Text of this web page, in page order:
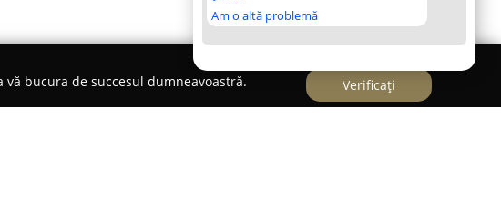
Am o altă problemă
bucura de succesul dumneavoastră.
Verificați